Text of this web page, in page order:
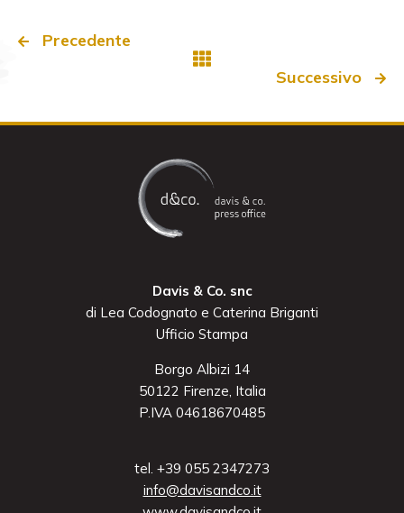
Precedente
Successivo
Davis & Co. snc
di Lea Codognato e Caterina Briganti
Ufficio Stampa
Borgo Albizi 14
50122 Firenze, Italia
P.IVA 04618670485
tel. +39 055 2347273
info@davisandco.it